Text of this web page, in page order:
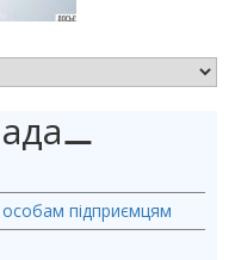
⚊
підприємцям